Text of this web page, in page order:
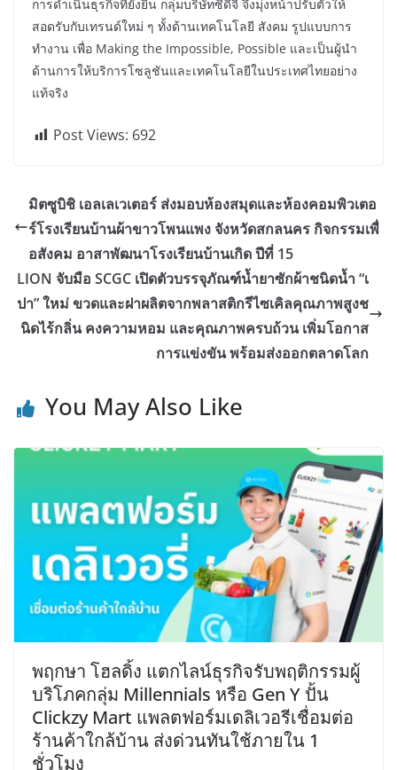
การดำเนินธุรกิจที่ยั่งยืน กลุ่มบริษัทซีดีจี จึงมุ่งหน้าปรับตัวให้
สอดรับกับเทรนด์ใหม่ ๆ ทั้งด้านเทคโนโลยี สังคม รูปแบบการ
ทำงาน เพื่อ Making the Impossible, Possible และเป็นผู้นำ
ด้านการให้บริการโซลูชันและเทคโนโลยีในประเทศไทยอย่าง
แท้จริง
Post Views: 692
มิตซูบิชิ เอลเลเวเตอร์ ส่งมอบห้องสมุดและห้องคอมพิวเตอ
ร์โรงเรียนบ้านผ้าขาวโพนแพง จังหวัดสกลนคร กิจกรรมเพื่
อสังคม อาสาพัฒนาโรงเรียนบ้านเกิด ปีที่ 15
LION จับมือ SCGC เปิดตัวบรรจุภัณฑ์น้ำยาซักผ้าชนิดน้ำ “เ
ปา” ใหม่ ขวดและฝาผลิตจากพลาสติกรีไซเคิลคุณภาพสูงช
นิดไร้กลิ่น คงความหอม และคุณภาพครบถ้วน เพิ่มโอกาส
การแข่งขัน พร้อมส่งออกตลาดโลก
You May Also Like
พฤกษา โฮลดิ้ง แตกไลน์ธุรกิจรับพฤติกรรมผู้
บริโภคกลุ่ม Millennials หรือ Gen Y ปั้น
Clickzy Mart แพลตฟอร์มเดลิเวอรีเชื่อมต่อ
ร้านค้าใกล้บ้าน ส่งด่วนทันใช้ภายใน 1
ชั่วโมง